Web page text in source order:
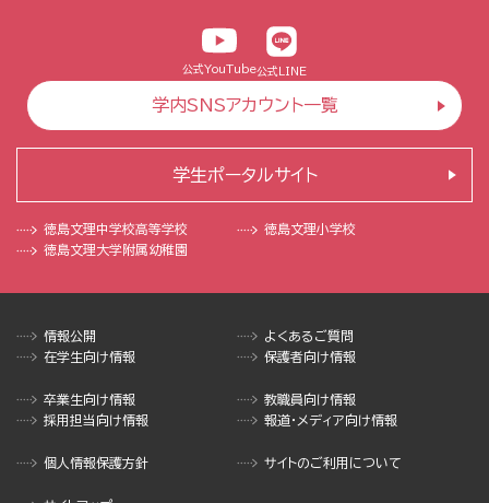
公式YouTube公式LINE
学内SNSアカウント一覧
徳島文理中学校高等学校
徳島文理小学校
徳島文理大学附属幼稚園
学生ポータルサイト
情報公開
よくあるご質問
在学生向け情報
保護者向け情報
卒業生向け情報
教職員向け情報
採用担当向け情報
報道・メディア向け情報
個人情報保護方針 サイトのご利用について